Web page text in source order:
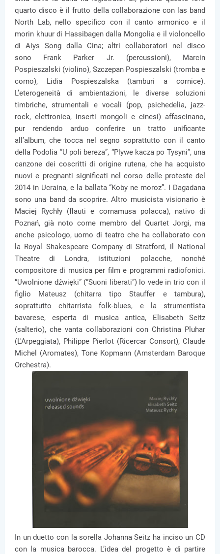
quarto disco è il frutto della collaborazione con las band
North Lab, nello specifico con il canto armonico e il
morin khuur di Hassibagen dalla Mongolia e il violoncello
di Aiys Song dalla Cina; altri collaboratori nel disco
sono Frank Parker Jr. (percussioni), Marcin
Pospieszalski (violino), Szczepan Pospieszalski (tromba e
corno), Lidia Pospieszalska (tamburi a cornice).
L’eterogeneità di ambientazioni, le diverse soluzioni
timbriche, strumentali e vocali (pop, psichedelia, jazz-
rock, elettronica, inserti mongoli e cinesi) affascinano,
pur rendendo arduo conferire un tratto unificante
all’album, che tocca nel segno soprattutto con il canto
della Podolia ”U poli bereza”, “Plywe kacza po Tysyni”, una
canzone dei coscritti di origine rutena, che ha acquisto
nuovi e pregnanti significati nel corso delle proteste del
2014 in Ucraina, e la ballata “Koby ne moroz”. I Dagadana
sono una band da scoprire. Altro musicista visionario è
Maciej Rychły (flauti e cornamusa polacca), nativo di
Poznań, già noto come membro del Quartet Jorgi, ma
anche psicologo, uomo di teatro che ha collaborato con
la Royal Shakespeare Company di Stratford, il National
Theatre di Londra, istituzioni polacche, nonché
compositore di musica per film e programmi radiofonici.
“Uwolnione dźwięki” (“Suoni liberati”) lo vede in trio con il
figlio Mateusz (chitarra tipo Stauffer e tambura),
soprattutto chitarrista folk-blues, e la strumentista
bavarese, esperta di musica antica, Elisabeth Seitz
(salterio), che vanta collaborazioni con Christina Pluhar
(L'Arpeggiata), Philippe Pierlot (Ricercar Consort), Claude
Michel (Aromates), Tone Kopmann (Amsterdam Baroque
Orchestra).
In un duetto con la sorella Johanna Seitz ha inciso un CD
con la musica barocca. L’idea del progetto è di partire